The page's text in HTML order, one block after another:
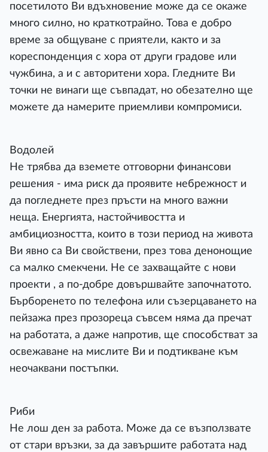
посетилото Ви вдъхновение може да се окаже
много силно, но краткотрайно. Това е добро
време за общуване с приятели, както и за
кореспонденция с хора от други градове или
чужбина, а и с авторитени хора. Гледните Ви
точки не винаги ще съвпадат, но обезателно ще
можете да намерите приемливи компромиси.
Водолей
Не трябва да вземете отговорни финансови
решения - има риск да проявите небрежност и
да погледнете през пръсти на много важни
неща. Енергията, настойчивостта и
амбициозността, които в този период на живота
Ви явно са Ви свойствени, през това денонощие
са малко смекчени. Не се захващайте с нови
проекти , а по-добре довършвайте започнатото.
Бърборенето по телефона или съзерцаването на
пейзажа през прозореца съвсем няма да пречат
на работата, а даже напротив, ще способстват за
освежаване на мислите Ви и подтикване към
неочаквани постъпки.
Риби
Не лош ден за работа. Може да се възползвате
от стари връзки, за да завършите работата над